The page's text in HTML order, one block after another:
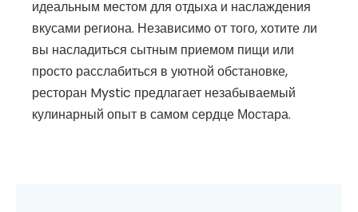
идеальным местом для отдыха и наслаждения
вкусами региона. Независимо от того, хотите ли
вы насладиться сытным приемом пищи или
просто расслабиться в уютной обстановке,
ресторан Mystic предлагает незабываемый
кулинарный опыт в самом сердце Мостара.